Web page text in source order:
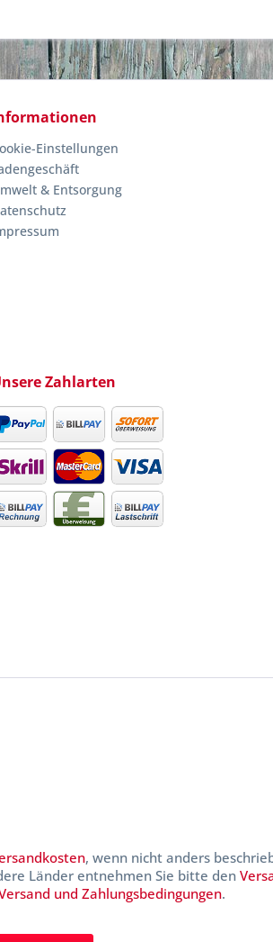
Einstellungen
& Entsorgung
Zahlarten
, wenn nicht anders
Länder entnehmen Sie bitte den
und Zahlungsbedingungen.